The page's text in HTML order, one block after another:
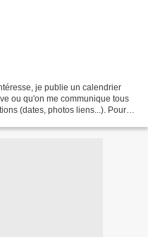
je publie un calendrier
ou qu'on me communique tous
(dates, photos liens...). Pour